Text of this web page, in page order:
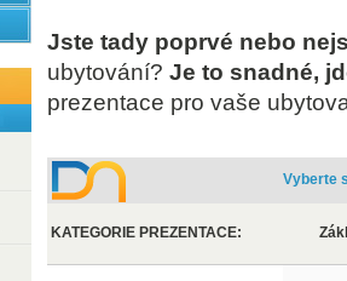
Jste tady poprvé nebo
ubytování? Je to snadné,
prezentace pro vaše
Vyberte
KATEGORIE PREZENTACE: